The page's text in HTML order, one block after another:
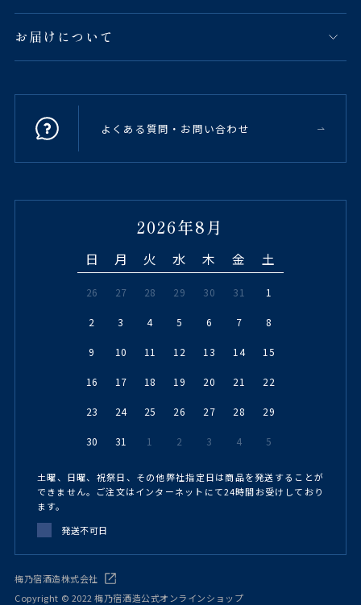
お届けについて
よくある質問・お問い合わせ
2026年8月
日 月 火 水 木 金 土
26 27 28 29 30 31 1
2 3 4 5 6 7 8
9 10 11 12 13 14 15
16 17 18 19 20 21 22
23 24 25 26 27 28 29
30 31 1 2 3 4 5
土曜、日曜、祝祭日、その他弊社指定日は商品を発送することが
できません。ご注文はインターネットにて24時間お受けしており
ます。
発送不可日
梅乃宿酒造株式会社
Copyright © 2022 梅乃宿酒造公式オンラインショップ